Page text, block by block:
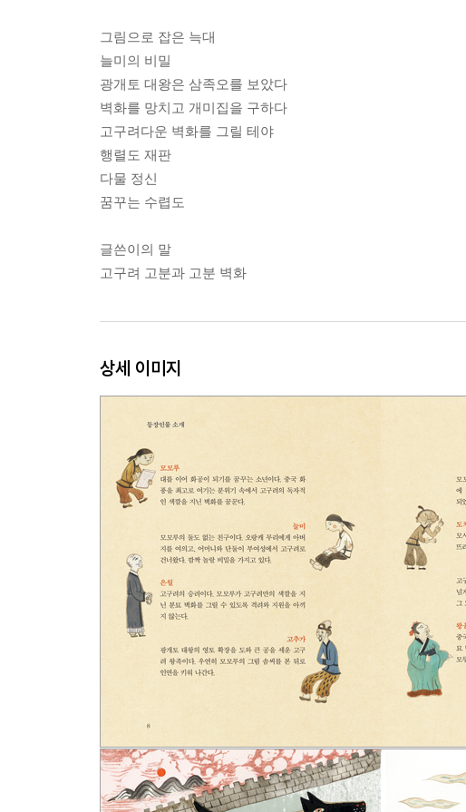
그림으로 잡은 늑대
늘미의 비밀
광개토 대왕은 삼족오를 보았다
벽화를 망치고 개미집을 구하다
고구려다운 벽화를 그릴 테야
행렬도 재판
다물 정신
꿈꾸는 수렵도
글쓴이의 말
고구려 고분과 고분 벽화
상세 이미지